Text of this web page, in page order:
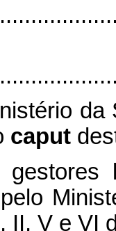
da
caput
gestores
II, V e VI